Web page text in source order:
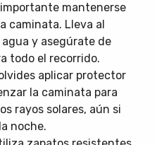
mantenerse
caminata. Lleva al
y asegúrate de
todo el recorrido.
aplicar protector
la caminata para
rayos solares, aún si
noche.